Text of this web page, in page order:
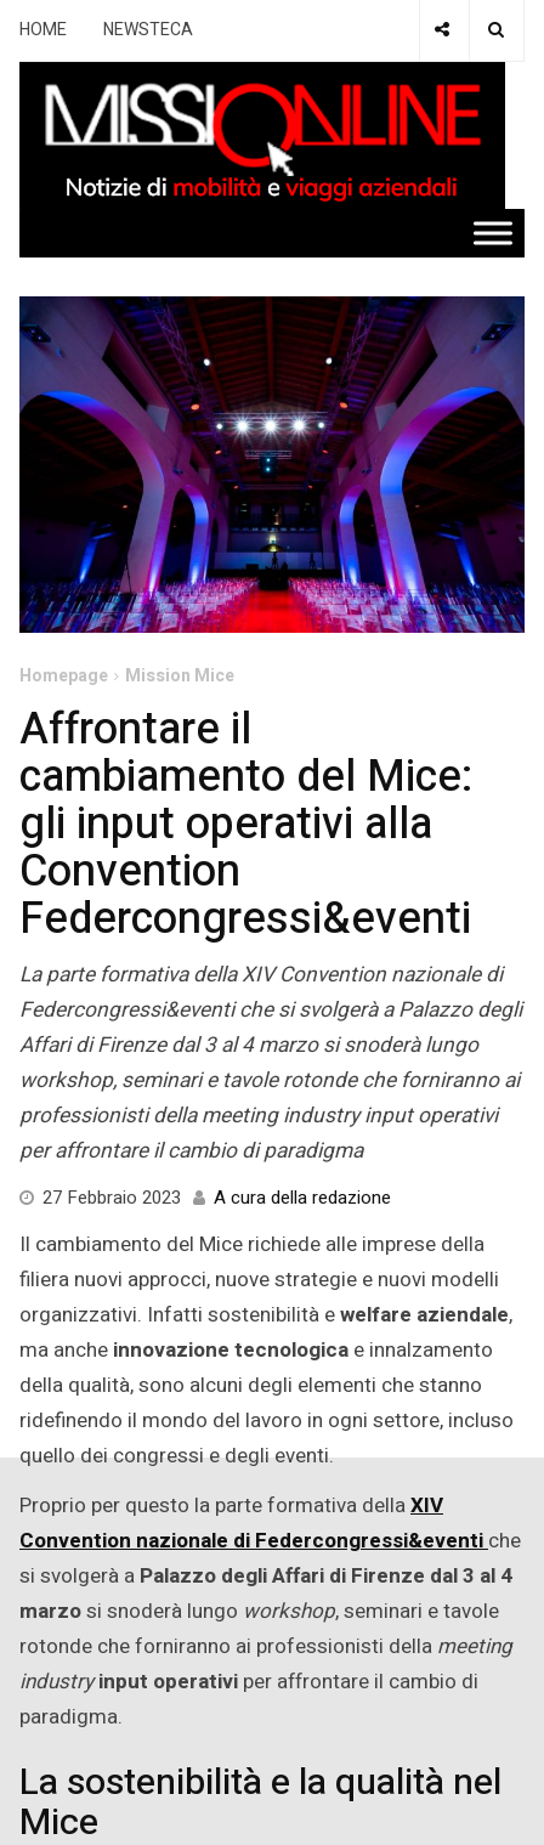
HOME NEWSTECA
Homepage Mission Mice
Affrontare il
cambiamento del Mice:
gli input operativi alla
Convention
Federcongressi&eventi
La parte formativa della XIV Convention nazionale di
Federcongressi&eventi che si svolgerà a Palazzo degli
Affari di Firenze dal 3 al 4 marzo si snoderà lungo
workshop, seminari e tavole rotonde che forniranno ai
professionisti della meeting industry input operativi
per affrontare il cambio di paradigma
27 Febbraio 2023 27
2023
A cura della redazione
Il cambiamento del Mice richiede alle imprese della
filiera nuovi approcci, nuove strategie e nuovi modelli
organizzativi. Infatti sostenibilità ewelfare aziendale,
ma anche innovazione tecnologica e innalzamento
della qualità, sono alcuni degli elementi che stanno
ridefinendo il mondo del lavoro in ogni settore, incluso
quello dei congressi e degli eventi.
Proprio per questo la parte formativa dellaXIV
Convention nazionale di Federcongressi&eventiche
si svolgerà a Palazzo degli Affari di Firenze dal 3 al 4
marzosi snoderà lungo workshop, seminari e tavole
rotonde che forniranno ai professionisti della meeting
industry input operativi per affrontare il cambio di
paradigma.
La sostenibilità e la qualità nel
Mice